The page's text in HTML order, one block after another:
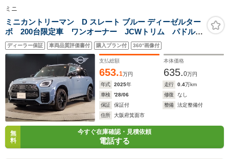
ミニ
ミニカントリーマン D スレート ブルー ディーゼルター
ボ 200台限定車 ワンオーナー JCWトリム パドルシ
フト 19インチAW ハーマンカードン 全周囲カメラ
シートヒーター 電動シート ハンドルヒータ 追従式
クルコン パドルシフト ヘッドアップディスプレイ
ディーラー保証 車両品質評価書付 購入プラン付 360°画像付
支払総額
653.1万円
本体価格
635.0万円
年式
2025年 走行 0.4万km
車検
'28/06 修復
なし
保証
保証付 整備
法定整備付
住所
大阪府箕面市
無
料
今すぐ在庫確認・見積依頼
電話する